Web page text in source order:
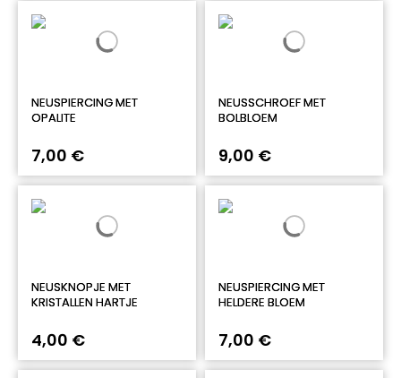
NEUSPIERCING MET
OPALITE
7,00 €
NEUSSCHROEF MET
BOLBLOEM
9,00 €
NEUSKNOPJE MET
KRISTALLEN HARTJE
4,00 €
NEUSPIERCING MET
HELDERE BLOEM
7,00 €